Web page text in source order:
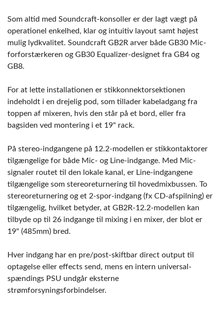
Som altid med Soundcraft-konsoller er der lagt vægt på
operationel enkelhed, klar og intuitiv layout samt højest
mulig lydkvalitet. Soundcraft GB2R arver både GB30 Mic-
forforstærkeren og GB30 Equalizer-designet fra GB4 og
GB8.
For at lette installationen er stikkonnektorsektionen
indeholdt i en drejelig pod, som tillader kabeladgang fra
toppen af mixeren, hvis den står på et bord, eller fra
bagsiden ved montering i et 19" rack.
På stereo-indgangene på 12.2-modellen er stikkontaktorer
tilgængelige for både Mic- og Line-indgange. Med Mic-
signaler routet til den lokale kanal, er Line-indgangene
tilgængelige som stereoreturnering til hovedmixbussen. To
stereoreturnering og et 2-spor-indgang (fx CD-afspilning) er
tilgængelig, hvilket betyder, at GB2R-12.2-modellen kan
tilbyde op til 26 indgange til mixing i en mixer, der blot er
19" (485mm) bred.
Hver indgang har en pre/post-skiftbar direct output til
optagelse eller effects send, mens en intern universal-
spændings PSU undgår eksterne
strømforsyningsforbindelser.